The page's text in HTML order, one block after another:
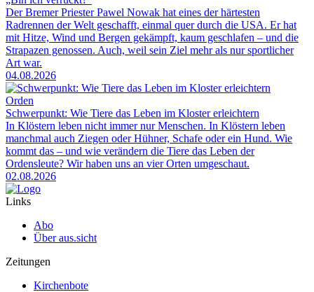
Der Bremer Priester Pawel Nowak hat eines der härtesten
Radrennen der Welt geschafft, einmal quer durch die USA. Er hat
mit Hitze, Wind und Bergen gekämpft, kaum geschlafen – und die
Strapazen genossen. Auch, weil sein Ziel mehr als nur sportlicher
Art war.
04.08.2026
Orden
Schwerpunkt: Wie Tiere das Leben im Kloster erleichtern
In Klöstern leben nicht immer nur Menschen. In Klöstern leben
manchmal auch Ziegen oder Hühner, Schafe oder ein Hund. Wie
kommt das – und wie verändern die Tiere das Leben der
Ordensleute? Wir haben uns an vier Orten umgeschaut.
02.08.2026
Links
Abo
Über aus.sicht
Zeitungen
Kirchenbote